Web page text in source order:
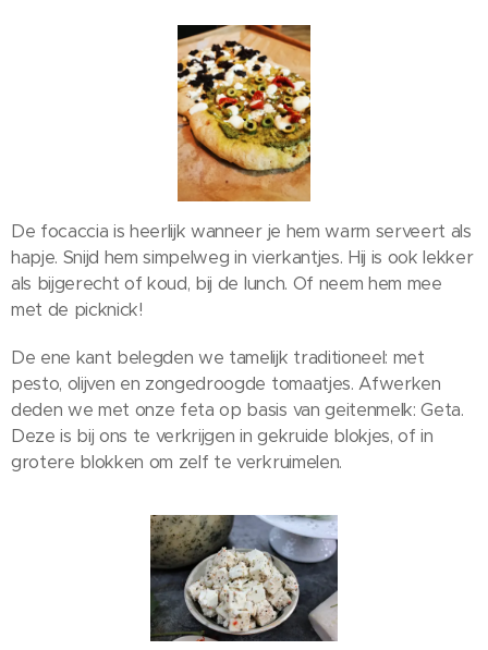
De focaccia is heerlijk wanneer je hem warm serveert als
hapje. Snijd hem simpelweg in vierkantjes. Hij is ook lekker
als bijgerecht of koud, bij de lunch. Of neem hem mee
met de picknick!
De ene kant belegden we tamelijk traditioneel: met
pesto, olijven en zongedroogde tomaatjes. Afwerken
deden we met onze feta op basis van geitenmelk: Geta.
Deze is bij ons te verkrijgen in gekruide blokjes, of in
grotere blokken om zelf te verkruimelen.